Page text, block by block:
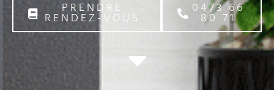
PRENDRE
RENDEZ-VOUS
0473 66
80 71